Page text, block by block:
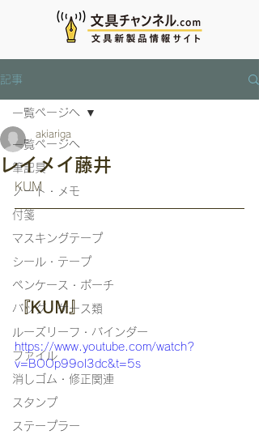
記事
一覧ページへ
筆記具
ノート・メモ
付箋
マスキングテープ
シール・テープ
ペンケース・ポーチ
バッグ・ケース類
ルーズリーフ・バインダー
ファイル
消しゴム・修正関連
スタンプ
ステープラー
一覧ページへ
レイメイ藤井
akiariga
KUM
『KUM』
https://www.youtube.com/watch?
v=BOOp99ol3dc&t=5s